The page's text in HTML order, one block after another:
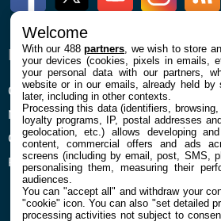
ENTREPRISE
Qui sommes nous
Mentions légales et CGU
Confidentialité et Cookies
Préférences cookies
À
La
Contact
Welcome
With our 488partners , we wish to store
your devices (cookies, pixels in emails,
your personal data with our partners,
website or in our emails, already held by
later, including in other contexts.
Processing this data (identifiers, browsing,
loyalty programs, IP, postal addresses
geolocation, etc.) allows developing
content, commercial offers and ads
screens (including by email, post, SMS,
personalising them, measuring their
audiences.
You can "accept all" and withdraw your
"cookie" icon. You can also "set detailed
processing activities not subject to